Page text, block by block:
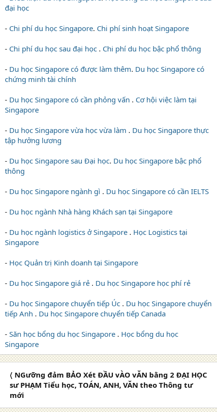
đại học
- Chi phí du học Singapore. Chi phí sinh hoạt Singapore
- Chi phí du học sau đại học . Chi phí du học bậc phổ thông
- Du học Singapore có được làm thêm. Du học Singapore có
chứng minh tài chính
- Du học Singapore có cần phỏng vấn . Cơ hội việc làm tại
Singapore
- Du học Singapore vừa học vừa làm . Du học Singapore thực
tập hưởng lương
- Du học Singapore sau Đại học. Du học Singapore bậc phổ
thông
- Du học Singapore ngành gì . Du học Singapore có cần IELTS
- Du học ngành Nhà hàng Khách sạn tại Singapore
- Du học ngành logistics ở Singapore . Học Logistics tại
Singapore
- Học Quản trị Kinh doanh tại Singapore
- Du học Singapore giá rẻ . Du học Singapore học phí rẻ
- Du học Singapore chuyển tiếp Úc . Du học Singapore chuyển
tiếp Anh . Du học Singapore chuyển tiếp Canada
- Săn học bổng du học Singapore . Học bổng du học
Singapore
〈 NGưỡng đảm BẢO Xét ĐẦU vÀO vĂN bằng 2 ĐẠI HỌC
sư PHẠM Tiểu học, TOÁN, ANH, VĂN theo Thông tư
mới